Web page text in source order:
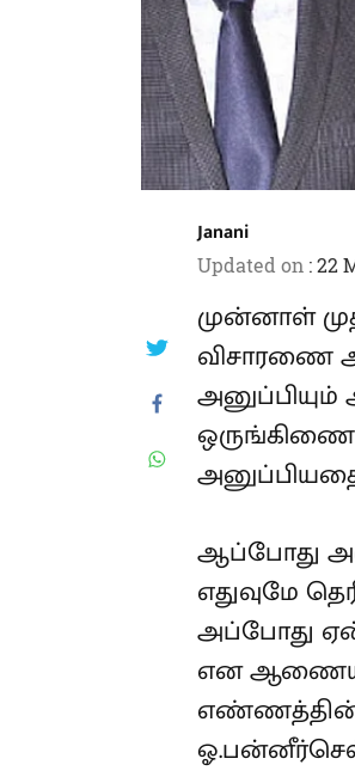
Janani
Updated on :22
முன்னாள்
முறை சம்மன்
முறையாக
ஆப்போது
தனக்கு
அமைக்கச்
எழுப்பிய